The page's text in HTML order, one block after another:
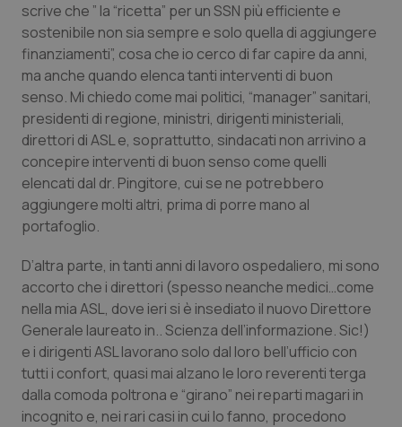
QS Pro
Professionisti Sanitari.AI
Abruzzo
Basilicata
Calabria
Campania
Emilia-Romagna
Friuli Venezia Giulia
Lazio
QS Pro Gold
Artrite & artrosi
Asma & BPCO
Car-T
Colesterolo & coronaropatie
Dermatite Atopica
Diabete & glucometri
QS Club Newsletter
scrive che ” la “ricetta” per un SSN più efficiente e
sostenibile non sia sempre e solo quella di aggiungere
finanziamenti”, cosa che io cerco di far capire da anni,
ma anche quando elenca tanti interventi di buon
senso. Mi chiedo come mai politici, “manager” sanitari,
presidenti di regione, ministri, dirigenti ministeriali,
direttori di ASL e, soprattutto, sindacati non arrivino a
concepire interventi di buon senso come quelli
elencati dal dr. Pingitore, cui se ne potrebbero
aggiungere molti altri, prima di porre mano al
portafoglio.
D’altra parte, in tanti anni di lavoro ospedaliero, mi sono
accorto che i direttori (spesso neanche medici…come
nella mia ASL, dove ieri si è insediato il nuovo Direttore
Generale laureato in.. Scienza dell’informazione. Sic!)
e i dirigenti ASL lavorano solo dal loro bell’ufficio con
tutti i confort, quasi mai alzano le loro reverenti terga
dalla comoda poltrona e “girano” nei reparti magari in
incognito e, nei rari casi in cui lo fanno, procedono